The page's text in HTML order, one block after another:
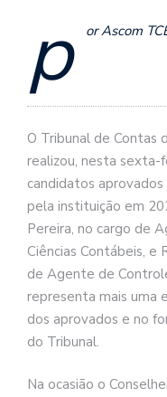
p or Ascom
O Tribunal de Contas
realizou, nesta sexta-
candidatos
pela instituição em
Pereira, no cargo de
Ciências Contábeis, e
de Agente de
representa mais uma
dos aprovados e no
do Tribunal.
Na ocasião o